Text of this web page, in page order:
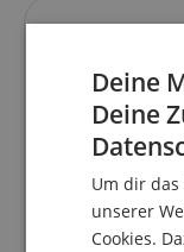
5.05.0
Basierend auf 3
Deine
Deine
Um dir
unserer
Cookies.